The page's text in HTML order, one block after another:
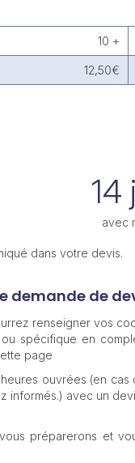
10 +
12,50€
14
avec
dans votre devis.
demande de
renseigner vos
spécifique en
page
ouvrées (en
informés.) avec un
préparerons et